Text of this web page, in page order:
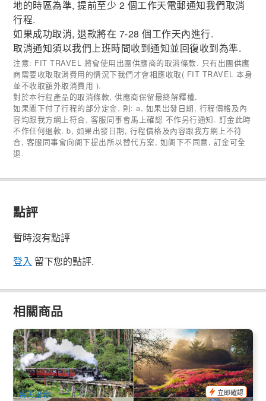
地的時區為準, 提前至少 2 個工作天電郵通知我們取消
行程.
如果成功取消, 退款將在 7-28 個工作天內進行.
取消通知須以我們上班時間收到通知並回復收到為準.
注意: FIT TRAVEL 將會使用出團供應商的取消條款. 只有出團供應
商需要收取取消費用的情況下我們才會相應收取( FIT TRAVEL 本身
並不收取額外取消費用 ).
對於本行程產品的取消條款, 供應商保留最終解釋權.
如果閣下付了行程的部分定金, 則: a, 如果出發日期, 行程價格及內
容均跟我方網上符合, 客服同事會馬上確認 不作另行通知. 訂金此時
不作任何退款. b, 如果出發日期, 行程價格及內容跟我方網上不符
合, 客服同事會向阁下提出所以替代方案, 如阁下不同意, 訂金可全
退.
點評
暫時沒有點評
登入 留下您的點評.
相關商品
普芬比利蒸汽小火車+菲利普島企鵝歸巢 1日遊(英文) ( 墨爾本
市區出發)
471 已預訂
AUD $214.00 $234.00
MEL05023
每天出發
立即確認